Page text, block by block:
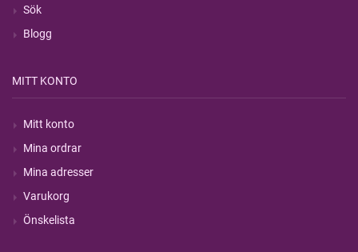
Sök
Blogg
MITT KONTO
Mitt konto
Mina ordrar
Mina adresser
Varukorg
Önskelista